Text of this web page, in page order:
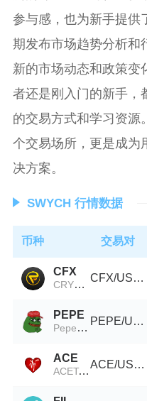
参与感，也为新手提供
期发布市场趋势分析和
新的市场动态和政策变
者还是刚入门的新手，
的交易方式和学习资源
个交易场所，更是成为
决方案。
SWYCH 行情数据
币种 交易对
CFX
CRYPTOFOREX
CFX/USDT
PEPE
Pepe Token
PEPE/USDT
ACE
ACEToken
ACE/USDT